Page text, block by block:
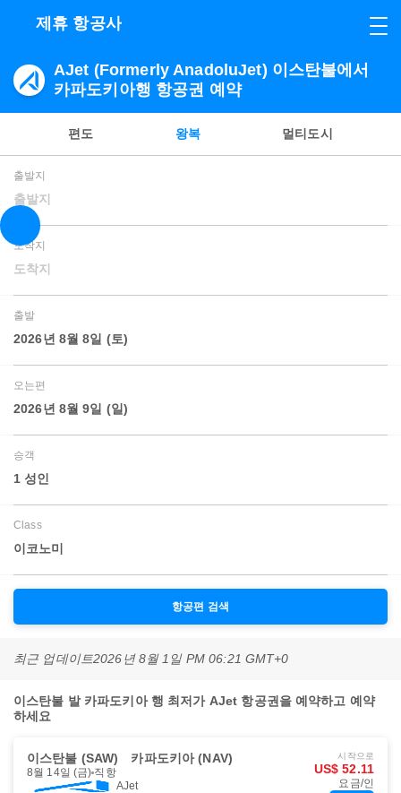
제휴 항공사
AJet (Formerly AnadoluJet) 이스탄불에서
카파도키아행 항공권 예약
편도 왕복 멀티도시
출발지
출발지
도착지
도착지
출발
2026년 8월 8일 (토)
오는편
2026년 8월 9일 (일)
승객
1 성인
Class
이코노미
항공편 검색
최근 업데이트2026년 8월 1일 PM 06:21 GMT+0
이스탄불 발 카파도키아 행 최저가 AJet 항공권을 예약하고 예약
하세요
이스탄불 (SAW) 카파도키아 (NAV)
8월 14일 (금) 직항
AJet
시작으로
US$ 52.11
요금/인